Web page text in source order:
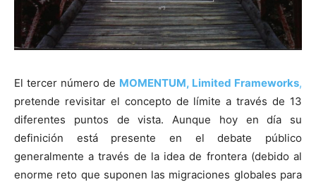
El tercer número de MOMENTUM, Limited Frameworks,
pretende revisitar el concepto de límite a través de 13
diferentes puntos de vista. Aunque hoy en día su
definición está presente en el debate público
generalmente a través de la idea de frontera (debido al
enorme reto que suponen las migraciones globales para